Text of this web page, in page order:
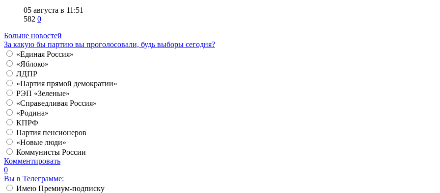
05 августа в 11:51
582 0
Больше новостей
За какую бы партию вы проголосовали, будь выборы сегодня?
«Единая Россия»
«Яблоко»
ЛДПР
«Партия прямой демократии»
РЭП «Зеленые»
«Справедливая Россия»
«Родина»
КПРФ
Партия пенсионеров
«Новые люди»
Коммунисты России
Комментировать
0
Вы в Телеграмме:
Имею Премиум-подписку